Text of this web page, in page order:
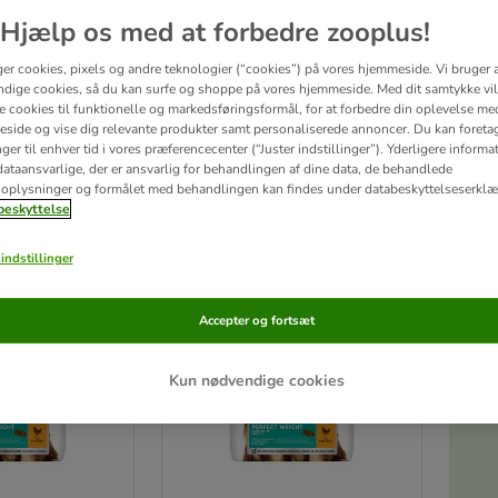
have særlige behov for forskellig ernæring.For store hunde er det rigtige valg af
Aktivitetsniveauet kan variere stærkt blandt de store racer, men der er som
er skræddersyet til præcis din hunds behov.
been changed
Hjælp os med at forbedre zooplus!
cookies, pixels og andre teknologier (“cookies”) på vores hjemmeside. Vi bruger
cookies, så du kan surfe og shoppe på vores hjemmeside. Med dit samtykke
cookies til funktionelle og markedsføringsformål, for at forbedre din oplevelse
og vise dig relevante produkter samt personaliserede annoncer. Du kan
til enhver tid i vores præferencecenter (“Juster indstillinger”). Yderligere
der er ansvarlig for behandlingen af ​​dine data, de behandlede
og formålet med behandlingen kan findes under
Kun nødvendige cookies
Accepter og fortsæt